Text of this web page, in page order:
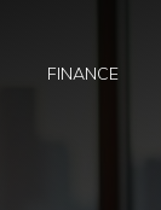
FINANCE